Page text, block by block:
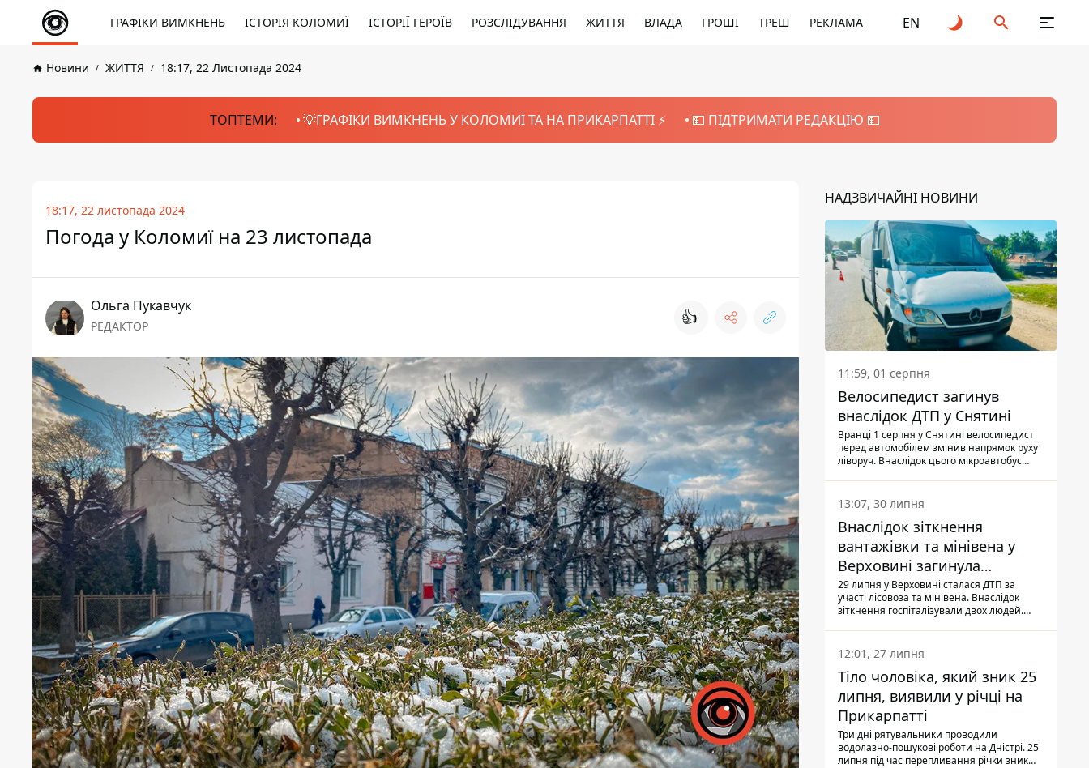
ГРАФІКИ ВИМКНЕНЬ ІСТОРІЯ КОЛОМИЇ ІСТОРІЇ ГЕРОЇВ РОЗСЛІДУВАННЯ ЖИТТЯ ВЛАДА ГРОШІ ТРЕШ РЕКЛАМА EN
Новини ЖИТТЯ 18:17, 22 Листопада 2024
ТОПТЕМИ: 💡ГРАФІКИ ВИМКНЕНЬ У КОЛОМИЇ ТА НА ПРИКАРПАТТІ ⚡️ 💵 ПІДТРИМАТИ РЕДАКЦІЮ 💵
18:17, 22 листопада 2024
Погода у Коломиї на 23 листопада
Ольга Пукавчук
РЕДАКТОР 👍
НАДЗВИЧАЙНІ НОВИНИ
11:59, 01 серпня
Велосипедист загинув
внаслідок ДТП у Снятині
Вранці 1 серпня у Снятині велосипедист
перед автомобілем змінив напрямок руху
ліворуч. Внаслідок цього мікроавтобус
13:07, 30 липня
Внаслідок зіткнення
вантажівки та мінівена у
Верховині загинула
пасажирка, водійка - у
лікарні
29 липня у Верховині сталася ДТП за
участі лісовоза та мінівена. Внаслідок
зіткнення госпіталізували двох людей.
Також травми отримала водійка
автомобіля.
12:01, 27 липня
Тіло чоловіка, який зник 25
липня, виявили у річці на
Прикарпатті
Три дні рятувальники проводили
водолазно-пошукові роботи на Дністрі. 25
липня під час перепливання річки зник